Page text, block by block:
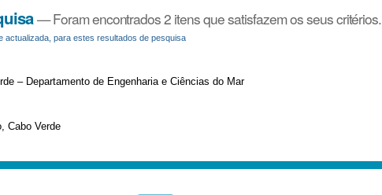
—Foram encontrados 2 itens que satisfazem os seus critérios.
actualizada, para estes resultados de pesquisa
– Departamento de Engenharia e Ciências do Mar
Cabo Verde